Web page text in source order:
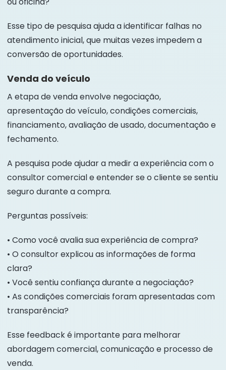
Esse tipo de pesquisa ajuda a identificar falhas no
atendimento inicial, que muitas vezes impedem a
conversão de oportunidades.
Venda do veículo
A etapa de venda envolve negociação,
apresentação do veículo, condições comerciais,
financiamento, avaliação de usado, documentação e
fechamento.
A pesquisa pode ajudar a medir a experiência com o
consultor comercial e entender se o cliente se sentiu
seguro durante a compra.
Perguntas possíveis:
• Como você avalia sua experiência de compra?
• O consultor explicou as informações de forma
clara?
• Você sentiu confiança durante a negociação?
• As condições comerciais foram apresentadas com
transparência?
Esse feedback é importante para melhorar
abordagem comercial, comunicação e processo de
venda.